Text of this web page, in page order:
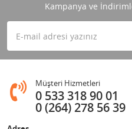
Kampanya ve
Müşteri Hizmetleri
0 533 318 90 01
0 (264) 278 56 39